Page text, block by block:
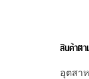
สินค้าตา
อุตสา